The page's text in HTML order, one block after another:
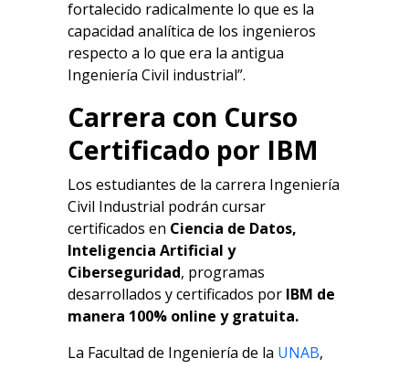
fortalecido radicalmente lo que es la
capacidad analítica de los ingenieros
respecto a lo que era la antigua
Ingeniería Civil industrial”.
Carrera con Curso
Certificado por IBM
Los estudiantes de la carrera Ingeniería
Civil Industrial podrán cursar
certificados en Ciencia de Datos,
Inteligencia Artificial y
Ciberseguridad, programas
desarrollados y certificados por IBM de
manera 100% online y gratuita.
La Facultad de Ingeniería de la UNAB,